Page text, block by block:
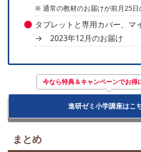
※ 通常の教材のお届けが前月25日
タブレットと専用カバー、マ
→ 2023年12月のお届け
今なら特典＆キャンペーンでお得
進研ゼミ小学講座はこ
まとめ